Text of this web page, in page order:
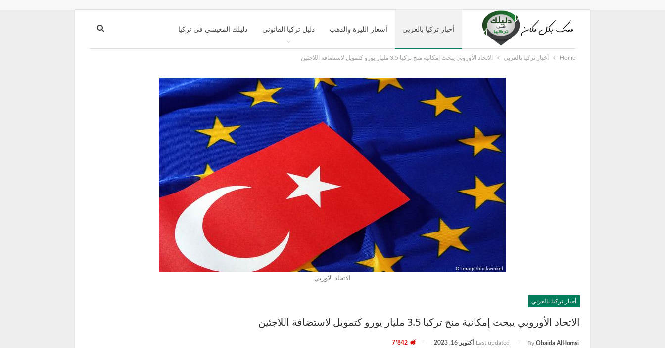
أخبار تركيا بالعربي أسعار الليرة والذهب دليل تركيا القانوني دليلك المعيشي في تركيا
Home أخبار تركيا بالعربي الاتحاد الأوروبي يبحث إمكانية منح تركيا 3.5 مليار يورو كتمويل لاستضافة اللاجئين
الاتحاد الاوربي
أخبار تركيا بالعربي
الاتحاد الأوروبي يبحث إمكانية منح تركيا 3.5 مليار يورو كتمويل لاستضافة اللاجئين
By Obaida AlHomsi
Last updated أكتوبر 16, 2023